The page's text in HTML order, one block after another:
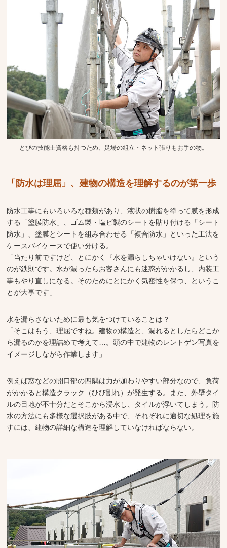
とびの技能士資格も持つため、足場の組立・ネット張りもお手の物。
「防水は理屈」、建物の構造を理解するのが第一歩
防水工事にもいろいろな種類があり、液状の樹脂を塗って膜を形成
する「塗膜防水」、ゴム製・塩ビ製のシートを貼り付ける「シート
防水」、塗膜とシートを組み合わせる「複合防水」といった工法を
ケースバイケースで使い分ける。
「当たり前ですけど、とにかく『水を漏らしちゃいけない』という
のが鉄則です。水が漏ったらお客さんにも迷惑がかかるし、内装工
事もやり直しになる。そのためにとにかく気密性を保つ、というこ
とが大事です」
水を漏らさないために最も気をつけていることは？
「そこはもう、理屈ですね。建物の構造と、漏れるとしたらどこか
ら漏るのかを理詰めで考えて…。頭の中で建物のレントゲン写真を
イメージしながら作業します」
例えば窓などの開口部の四隅は力が加わりやすい部分なので、負荷
がかかると構造クラック（ひび割れ）が発生する。また、外壁タイ
ルの目地が不十分だとそこから浸水し、タイルが浮いてしまう。防
水の方法にも多様な選択肢がある中で、それぞれに適切な処理を施
すには、建物の詳細な構造を理解していなければならない。